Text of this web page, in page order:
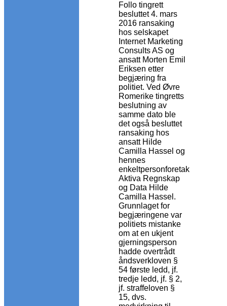
Follo tingrett
besluttet 4. mars
2016 ransaking
hos selskapet
Internet Marketing
Consults AS og
ansatt Morten Emil
Eriksen etter
begjæring fra
politiet. Ved Øvre
Romerike tingretts
beslutning av
samme dato ble
det også besluttet
ransaking hos
ansatt Hilde
Camilla Hassel og
hennes
enkeltpersonforetak
Aktiva Regnskap
og Data Hilde
Camilla Hassel.
Grunnlaget for
begjæringene var
politiets mistanke
om at en ukjent
gjerningsperson
hadde overtrådt
åndsverkloven §
54 første ledd, jf.
tredje ledd, jf. § 2,
jf. straffeloven §
15, dvs.